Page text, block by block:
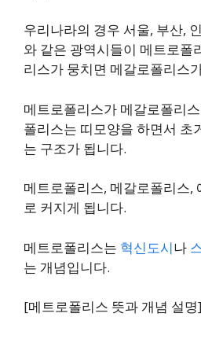
우리나라의 경우 서울, 부산,
와 같은 광역시들이 메트로폴
리스가 뭉치면 메갈로폴리스
메트로폴리스가 메갈로폴리
폴리스는 띠모양을 하면서 초
는 구조가 됩니다.
메트로폴리스, 메갈로폴리스,
로 커지게 됩니다.
메트로폴리스는 혁신도시나
는 개념입니다.
[메트로폴리스 뜻과 개념 설명]